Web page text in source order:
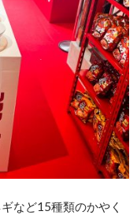
など15種類のかやく